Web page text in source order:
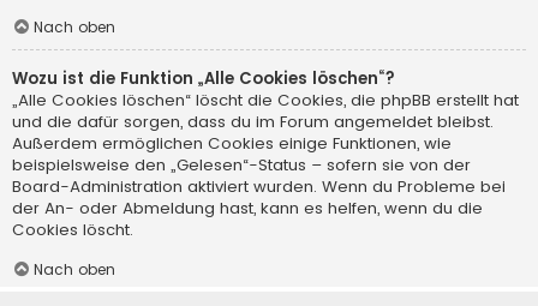
Nach oben
Wozu ist die Funktion „Alle Cookies löschen“?
„Alle Cookies löschen“ löscht die Cookies, die phpBB erstellt hat
und die dafür sorgen, dass du im Forum angemeldet bleibst.
Außerdem ermöglichen Cookies einige Funktionen, wie
beispielsweise den „Gelesen“-Status – sofern sie von der
Board-Administration aktiviert wurden. Wenn du Probleme bei
der An- oder Abmeldung hast, kann es helfen, wenn du die
Cookies löscht.
Nach oben